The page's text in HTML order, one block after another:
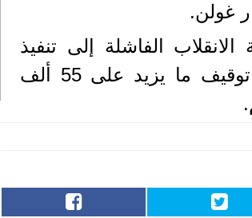
الفاشلة إلى تنفيذ
عمليات اعتقال واسعة النطاق شملت توقيف ما يزيد على 55 ألف